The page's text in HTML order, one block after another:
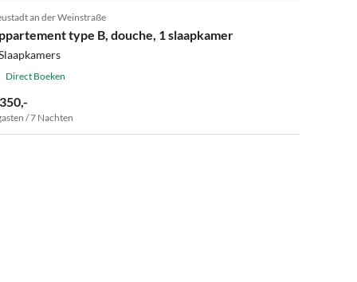
an der Weinstraße
type B, douche, 1 slaapkamer
Direct Boeken
/ 7 Nachten